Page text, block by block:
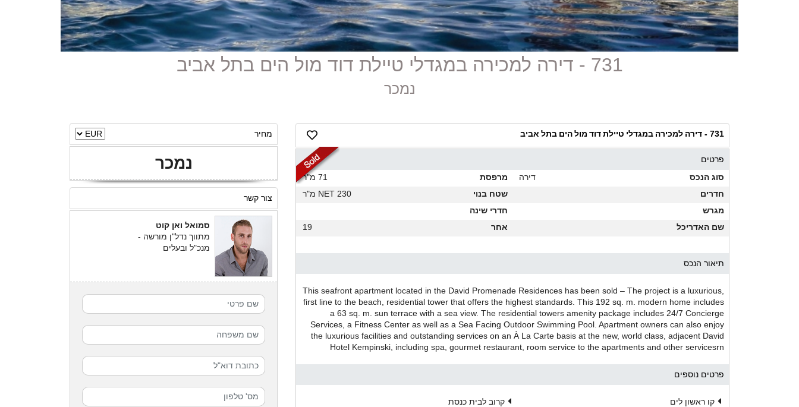
731 - דירה למכירה במגדלי טיילת דוד מול הים בתל אביב
נמכר
731 - דירה למכירה במגדלי טיילת דוד מול הים בתל אביב
פרטים
סוג הנכס
דירה מרפסת
71 מ"ר
חדרים
שטח בנוי
230 NET מ"ר
מגרש
חדרי שינה
שם האדריכל
אחר 19
תיאור הנכס
This seafront apartment located in the David Promenade Residences has been sold – The project is a luxurious,
first line to the beach, residential tower that offers the highest standards. This 192 sq. m. modern home includes
a 63 sq. m. sun terrace with a sea view. The residential towers amenity package includes 24/7 Concierge
Services, a Fitness Center as well as a Sea Facing Outdoor Swimming Pool. Apartment owners can also enjoy
the luxurious facilities and outstanding services on an À La Carte basis at the new, world class, adjacent David
Hotel Kempinski, including spa, gourmet restaurant, room service to the apartments and other servicesrn
פרטים נוספים
קו ראשון לים
קרוב לבית כנסת
מחיר
נמכר
צור קשר
סמואל ואן קוט
מתווך נדל"ן מורשה -
מנכ"ל ובעלים